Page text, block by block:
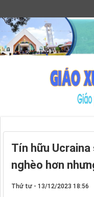
Tín hữu
nghèo hơn
Thứ tư - 13/12/2023 18:56